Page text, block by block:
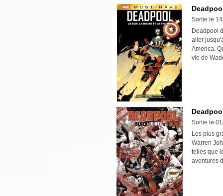
Sortie le
Deadpool
aller
America.
vie de
Sortie le
Les plus
Warren
telles que
aventures